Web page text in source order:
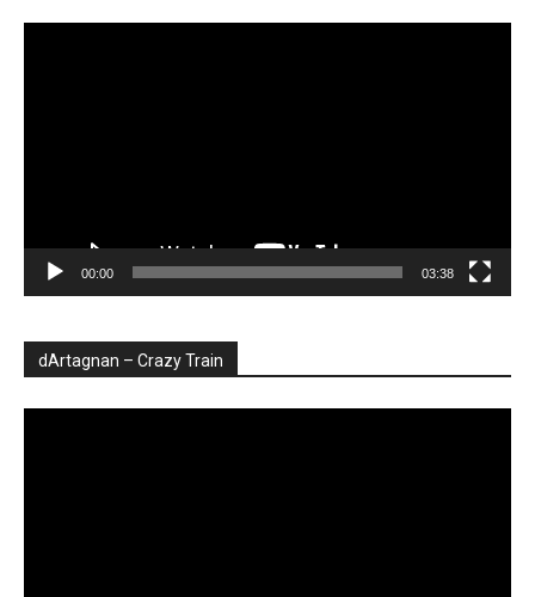
00:00 03:38
dArtagnan – Crazy Train